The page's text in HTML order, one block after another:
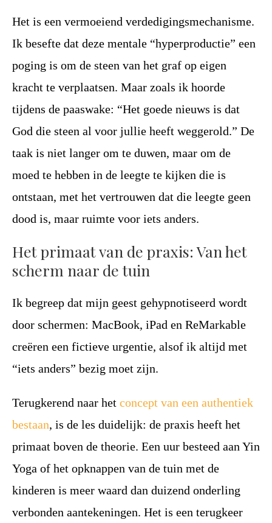
Het is een vermoeiend verdedigingsmechanisme.
Ik besefte dat deze mentale “hyperproductie” een
poging is om de steen van het graf op eigen
kracht te verplaatsen. Maar zoals ik hoorde
tijdens de paaswake: “Het goede nieuws is dat
God die steen al voor jullie heeft weggerold.” De
taak is niet langer om te duwen, maar om de
moed te hebben in de leegte te kijken die is
ontstaan, met het vertrouwen dat die leegte geen
dood is, maar ruimte voor iets anders.
Het primaat van de praxis: Van het
scherm naar de tuin
Ik begreep dat mijn geest gehypnotiseerd wordt
door schermen: MacBook, iPad en ReMarkable
creëren een fictieve urgentie, alsof ik altijd met
“iets anders” bezig moet zijn.
Terugkerend naar het concept van een authentiek
bestaan, is de les duidelijk: de praxis heeft het
primaat boven de theorie. Een uur besteed aan Yin
Yoga of het opknappen van de tuin met de
kinderen is meer waard dan duizend onderling
verbonden aantekeningen. Het is een terugkeer